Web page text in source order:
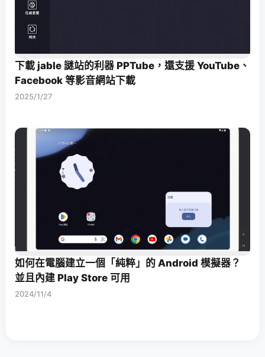
下載 jable 謎站的利器 PPTube，還支援 YouTube、
Facebook 等影音網站下載
2025/1/27
如何在電腦建立一個「純粹」的 Android 模擬器？
並且內建 Play Store 可用
2024/11/4